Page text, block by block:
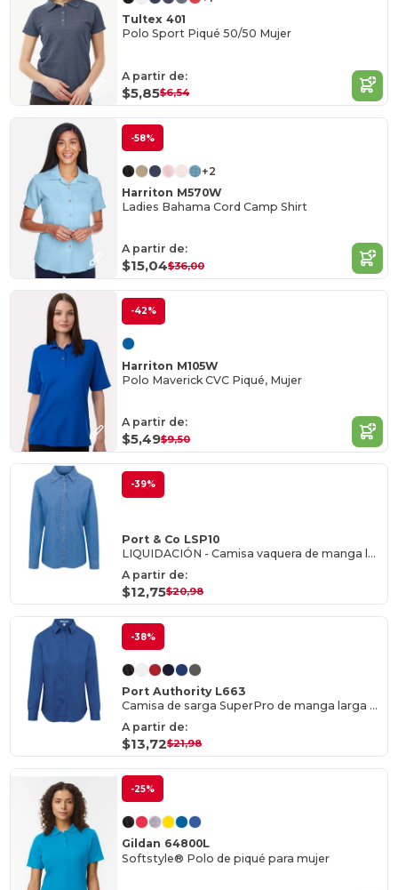
Tultex 401
Polo Sport Piqué 50/50 Mujer
A partir de:
$5,85$6,54
-58%
+2
Harriton M570W
Ladies Bahama Cord Camp Shirt
A partir de:
$15,04$36,00
-42%
Harriton M105W
Polo Maverick CVC Piqué, Mujer
A partir de:
$5,49$9,50
-39%
Port & Co LSP10
LIQUIDACIÓN - Camisa vaquera de manga larga para mujer
A partir de:
$12,75$20,98
-38%
Port Authority L663
Camisa de sarga SuperPro de manga larga para mujer
A partir de:
$13,72$21,98
-25%
Gildan 64800L
Softstyle® Polo de piqué para mujer